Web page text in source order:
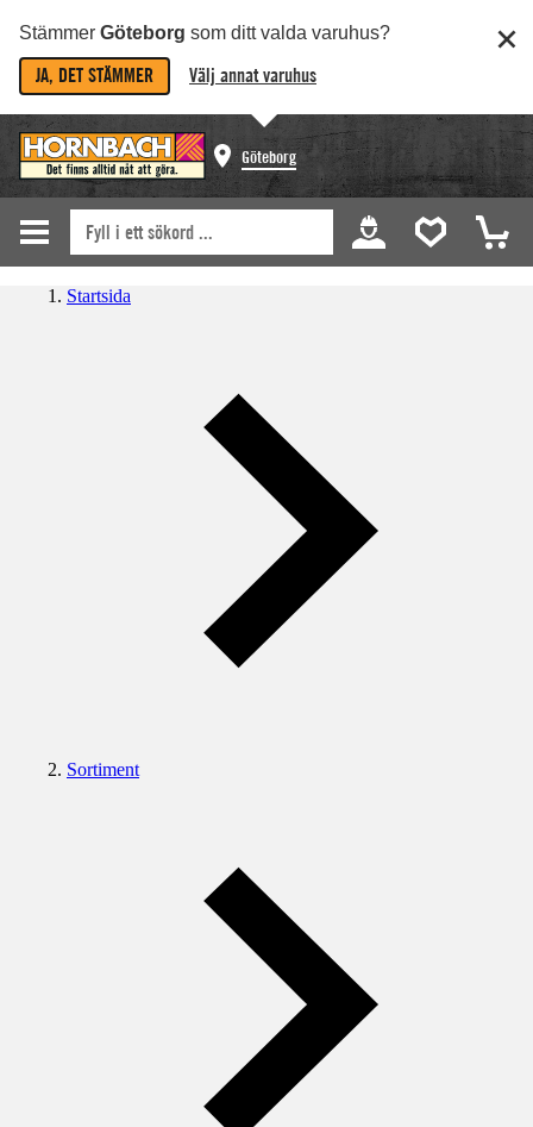
Stämmer Göteborg som ditt valda varuhus?
JA, DET STÄMMER Välj annat varuhus
Göteborg
Startsida
Sortiment